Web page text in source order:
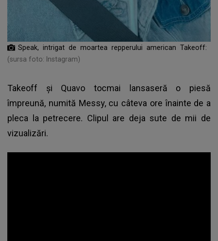
Speak, intrigat de moartea repperului american Takeoff:
(sursa foto: Instagram)
Takeoff și Quavo tocmai lansaseră o piesă
împreună, numită Messy, cu câteva ore înainte de a
pleca la petrecere. Clipul are deja sute de mii de
vizualizări.